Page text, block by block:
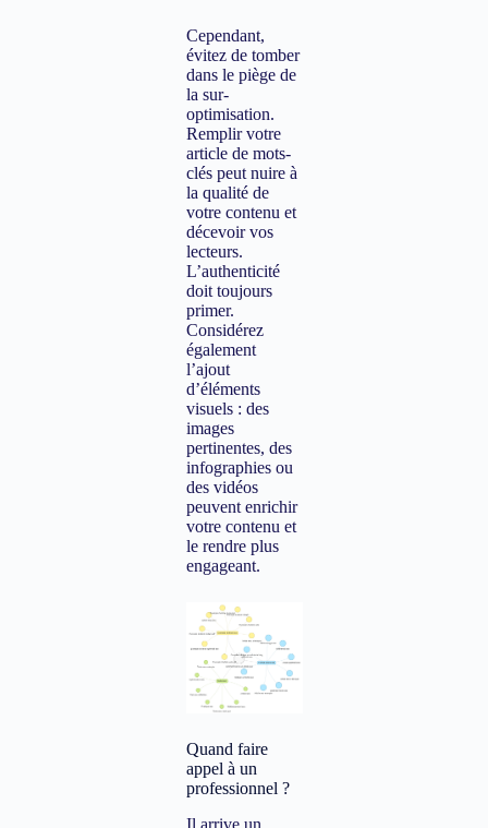
Cependant,
évitez de tomber
dans le piège de
la sur-
optimisation.
Remplir votre
article de mots-
clés peut nuire à
la qualité de
votre contenu et
décevoir vos
lecteurs.
L’authenticité
doit toujours
primer.
Considérez
également
l’ajout
d’éléments
visuels : des
images
pertinentes, des
infographies ou
des vidéos
peuvent enrichir
votre contenu et
le rendre plus
engageant.
Quand faire
appel à un
professionnel ?
Il arrive un